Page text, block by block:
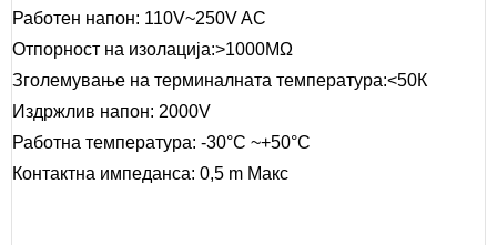
Работен напон: 110V~250V AC
Отпорност на изолација:>1000MΩ
Зголемување на терминалната температура:<50К
Издржлив напон: 2000V
Работна температура: -30°C ~+50°C
Контактна импеданса: 0,5 m Макс